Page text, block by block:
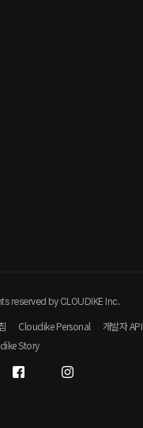
reserved by CLOUDIKE Inc.
Cloudike Personal
개발자 API
Story